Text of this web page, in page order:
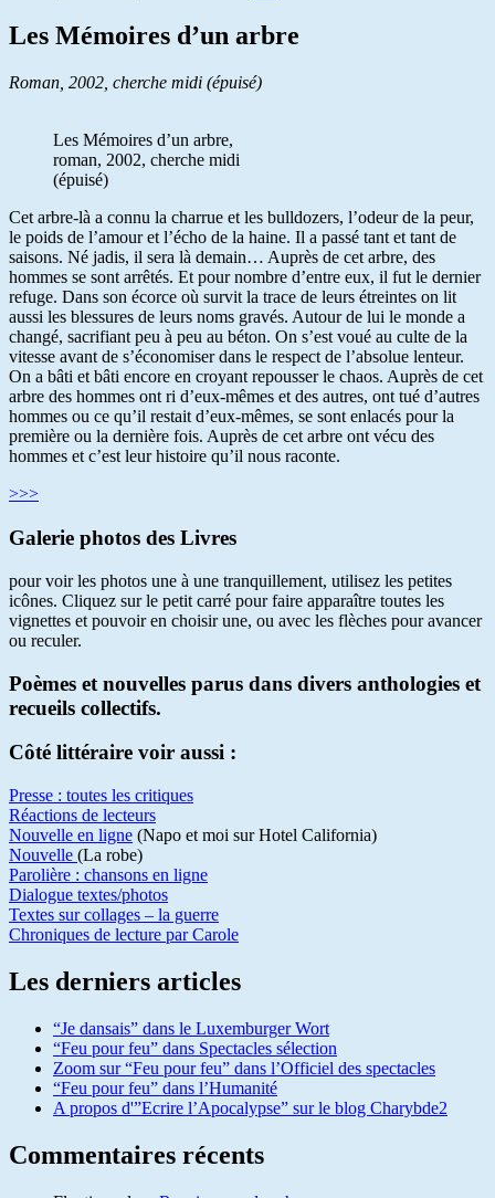
Les Mémoires d’un arbre
Roman, 2002, cherche midi (épuisé)
Les Mémoires d’un arbre,
roman, 2002, cherche midi
(épuisé)
Cet arbre-là a connu la charrue et les bulldozers, l’odeur de la peur,
le poids de l’amour et l’écho de la haine. Il a passé tant et tant de
saisons. Né jadis, il sera là demain… Auprès de cet arbre, des
hommes se sont arrêtés. Et pour nombre d’entre eux, il fut le dernier
refuge. Dans son écorce où survit la trace de leurs étreintes on lit
aussi les blessures de leurs noms gravés. Autour de lui le monde a
changé, sacrifiant peu à peu au béton. On s’est voué au culte de la
vitesse avant de s’économiser dans le respect de l’absolue lenteur.
On a bâti et bâti encore en croyant repousser le chaos. Auprès de cet
arbre des hommes ont ri d’eux-mêmes et des autres, ont tué d’autres
hommes ou ce qu’il restait d’eux-mêmes, se sont enlacés pour la
première ou la dernière fois. Auprès de cet arbre ont vécu des
hommes et c’est leur histoire qu’il nous raconte.
>>>
Galerie photos des Livres
pour voir les photos une à une tranquillement, utilisez les petites
icônes. Cliquez sur le petit carré pour faire apparaître toutes les
vignettes et pouvoir en choisir une, ou avec les flèches pour avancer
ou reculer.
Poèmes et nouvelles parus dans divers anthologies et
recueils collectifs.
Côté littéraire voir aussi :
Presse : toutes les critiques
Réactions de lecteurs
Nouvelle en ligne (Napo et moi sur Hotel California)
Nouvelle (La robe)
Parolière : chansons en ligne
Dialogue textes/photos
Textes sur collages – la guerre
Chroniques de lecture par Carole
Les derniers articles
“Je dansais” dans le Luxemburger Wort
“Feu pour feu” dans Spectacles sélection
Zoom sur “Feu pour feu” dans l’Officiel des spectacles
“Feu pour feu” dans l’Humanité
A propos d'”Ecrire l’Apocalypse” sur le blog Charybde2
Commentaires récents